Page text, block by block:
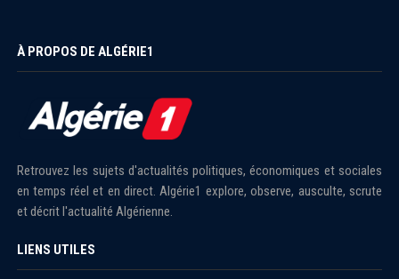
À PROPOS DE ALGÉRIE1
Retrouvez les sujets d'actualités politiques, économiques et sociales
en temps réel et en direct. Algérie1 explore, observe, ausculte, scrute
et décrit l'actualité Algérienne.
LIENS UTILES